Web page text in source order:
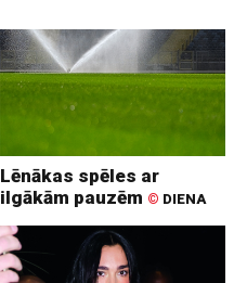
Lēnākas spēles ar
ilgākām pauzēm © DIENA